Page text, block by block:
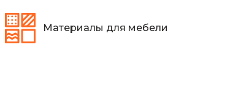
Материалы для мебели